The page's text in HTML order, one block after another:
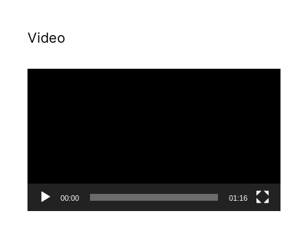
Video
00:00 01:16